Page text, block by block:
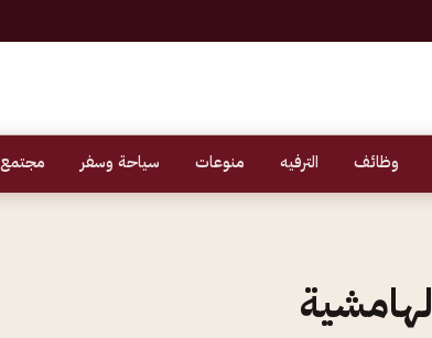
وظائف الترفيه منوعات سياحة وسفر مجتمع